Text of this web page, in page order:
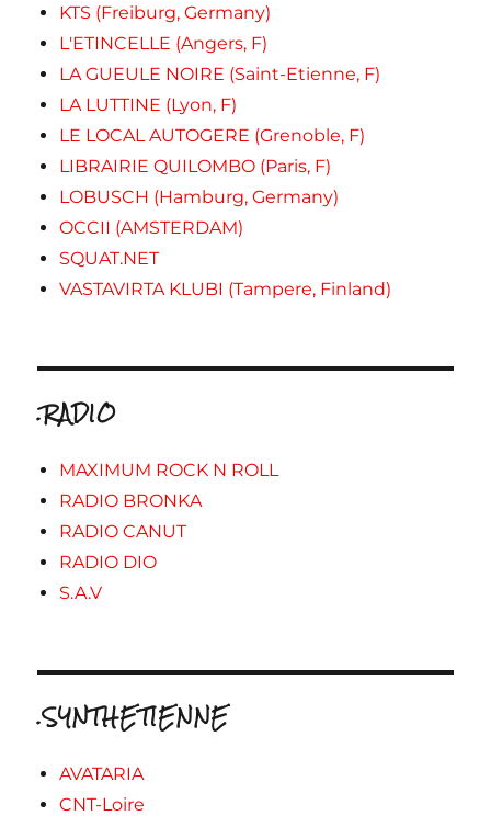
KTS (Freiburg, Germany)
L'ETINCELLE (Angers, F)
LA GUEULE NOIRE (Saint-Etienne, F)
LA LUTTINE (Lyon, F)
LE LOCAL AUTOGERE (Grenoble, F)
LIBRAIRIE QUILOMBO (Paris, F)
LOBUSCH (Hamburg, Germany)
OCCII (AMSTERDAM)
SQUAT.NET
VASTAVIRTA KLUBI (Tampere, Finland)
.RADIO
MAXIMUM ROCK N ROLL
RADIO BRONKA
RADIO CANUT
RADIO DIO
S.A.V
.SYNTHETIENNE
AVATARIA
CNT-Loire